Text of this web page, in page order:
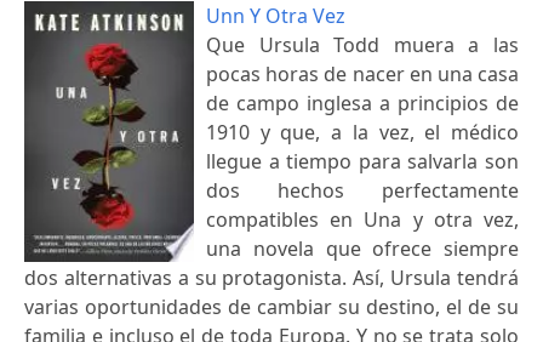
Unn Y Otra Vez
Que Ursula Todd muera a las
pocas horas de nacer en una casa
de campo inglesa a principios de
1910 y que, a la vez, el médico
llegue a tiempo para salvarla son
dos hechos perfectamente
compatibles en Una y otra vez,
una novela que ofrece siempre
dos alternativas a su protagonista. Así, Ursula tendrá
varias oportunidades de cambiar su destino, el de su
familia e incluso el de toda Europa. Y no se trata solo